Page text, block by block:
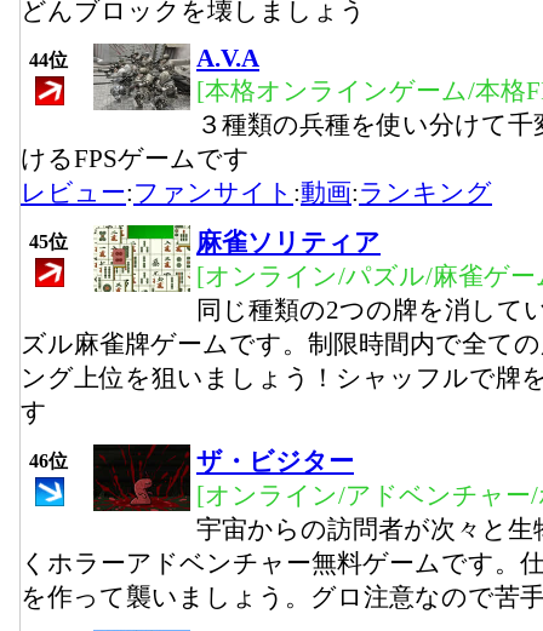
どんブロックを壊しましょう
44位
A.V.A
[本格オンラインゲーム/本格
３種類の兵種を使い分けて
けるFPSゲームです
レビュー:ファンサイト :動画:ランキング
45位
麻雀ソリティア
[オンライン/パズル/麻雀ゲー
同じ種類の2つの牌を消して
ズル麻雀牌ゲームです。制限時間内で全て
ング上位を狙いましょう！シャッフルで牌
す
46位
ザ・ビジター
[オンライン/アドベンチャー
宇宙からの訪問者が次々と
くホラーアドベンチャー無料ゲームです。
を作って襲いましょう。グロ注意なので苦